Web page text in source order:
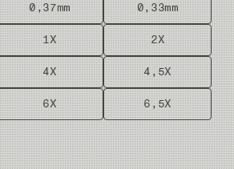
0,37mm 0,33mm
1X 2X
4X 4,5X
6X 6,5X